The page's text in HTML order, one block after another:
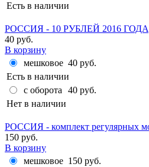
Есть в наличии
РОССИЯ - 10 РУБЛЕЙ 2016
40 руб.
В корзину
мешковое 40 руб.
Есть в наличии
с оборота
40 руб.
Нет в наличии
РОССИЯ - комплект регулярных
150 руб.
В корзину
мешковое 150 руб.